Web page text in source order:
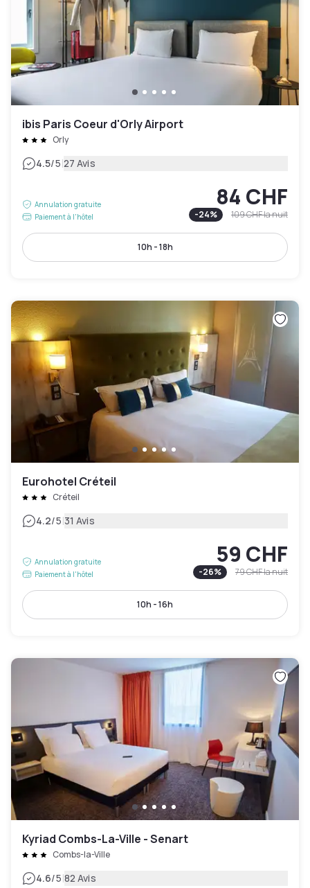
ibis Paris Coeur d'Orly Airport
Orly
4.5/5|27 Avis
Annulation gratuite
Paiement à l'hôtel
84 CHF
-24% 109 CHFla nuit
10h - 18h
Eurohotel Créteil
Créteil
4.2/5|31 Avis
Annulation gratuite
Paiement à l'hôtel
59 CHF
-26% 79 CHFla nuit
10h - 16h
Kyriad Combs-La-Ville - Senart
Combs-la-Ville
4.6/5|82 Avis